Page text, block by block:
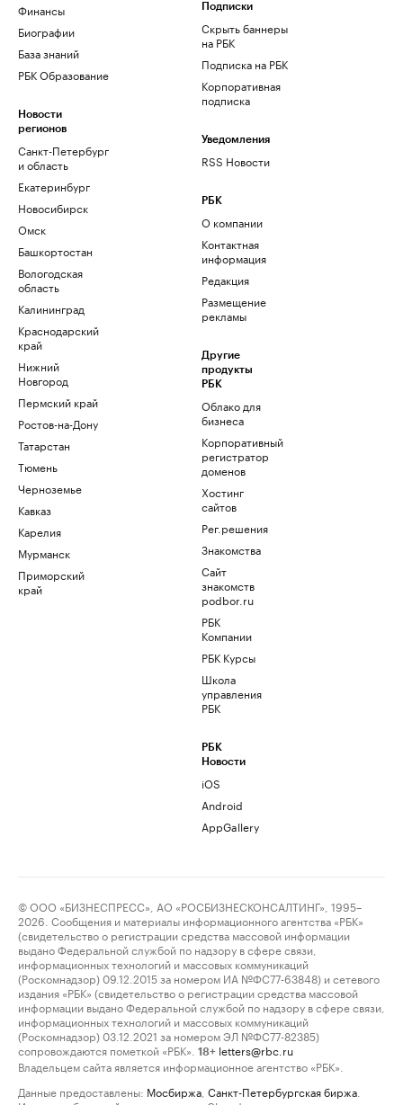
Финансы
Биографии
База знаний
РБК Образование
Новости
регионов
Санкт-Петербург
и область
Екатеринбург
Новосибирск
Омск
Башкортостан
Вологодская
область
Калининград
Краснодарский
край
Нижний
Новгород
Пермский край
Ростов-на-Дону
Татарстан
Тюмень
Черноземье
Кавказ
Карелия
Мурманск
Приморский
край
Подписки
Скрыть баннеры
на РБК
Подписка на РБК
Корпоративная
подписка
Уведомления
RSS Новости
РБК
О компании
Контактная
информация
Редакция
Размещение
рекламы
Другие
продукты
РБК
Облако для
бизнеса
Корпоративный
регистратор
доменов
Хостинг
сайтов
Рег.решения
Знакомства
Сайт
знакомств
podbor.ru
РБК
Компании
РБК Курсы
Школа
управления
РБК
РБК
Новости
iOS
Android
AppGallery
© ООО «БИЗНЕСПРЕСС», АО «РОСБИЗНЕСКОНСАЛТИНГ», 1995–
2026. Сообщения и материалы информационного агентства «РБК»
(свидетельство о регистрации средства массовой информации
выдано Федеральной службой по надзору в сфере связи,
информационных технологий и массовых коммуникаций
(Роскомнадзор) 09.12.2015 за номером ИА №ФС77-63848) и сетевого
издания «РБК» (свидетельство о регистрации средства массовой
информации выдано Федеральной службой по надзору в сфере связи,
информационных технологий и массовых коммуникаций
(Роскомнадзор) 03.12.2021 за номером ЭЛ №ФС77-82385)
сопровождаются пометкой «РБК».
18+ letters@rbc.ru
Владельцем сайта является информационное агентство «РБК».
Данные предоставлены: Мосбиржа Санкт-Петербургская биржа